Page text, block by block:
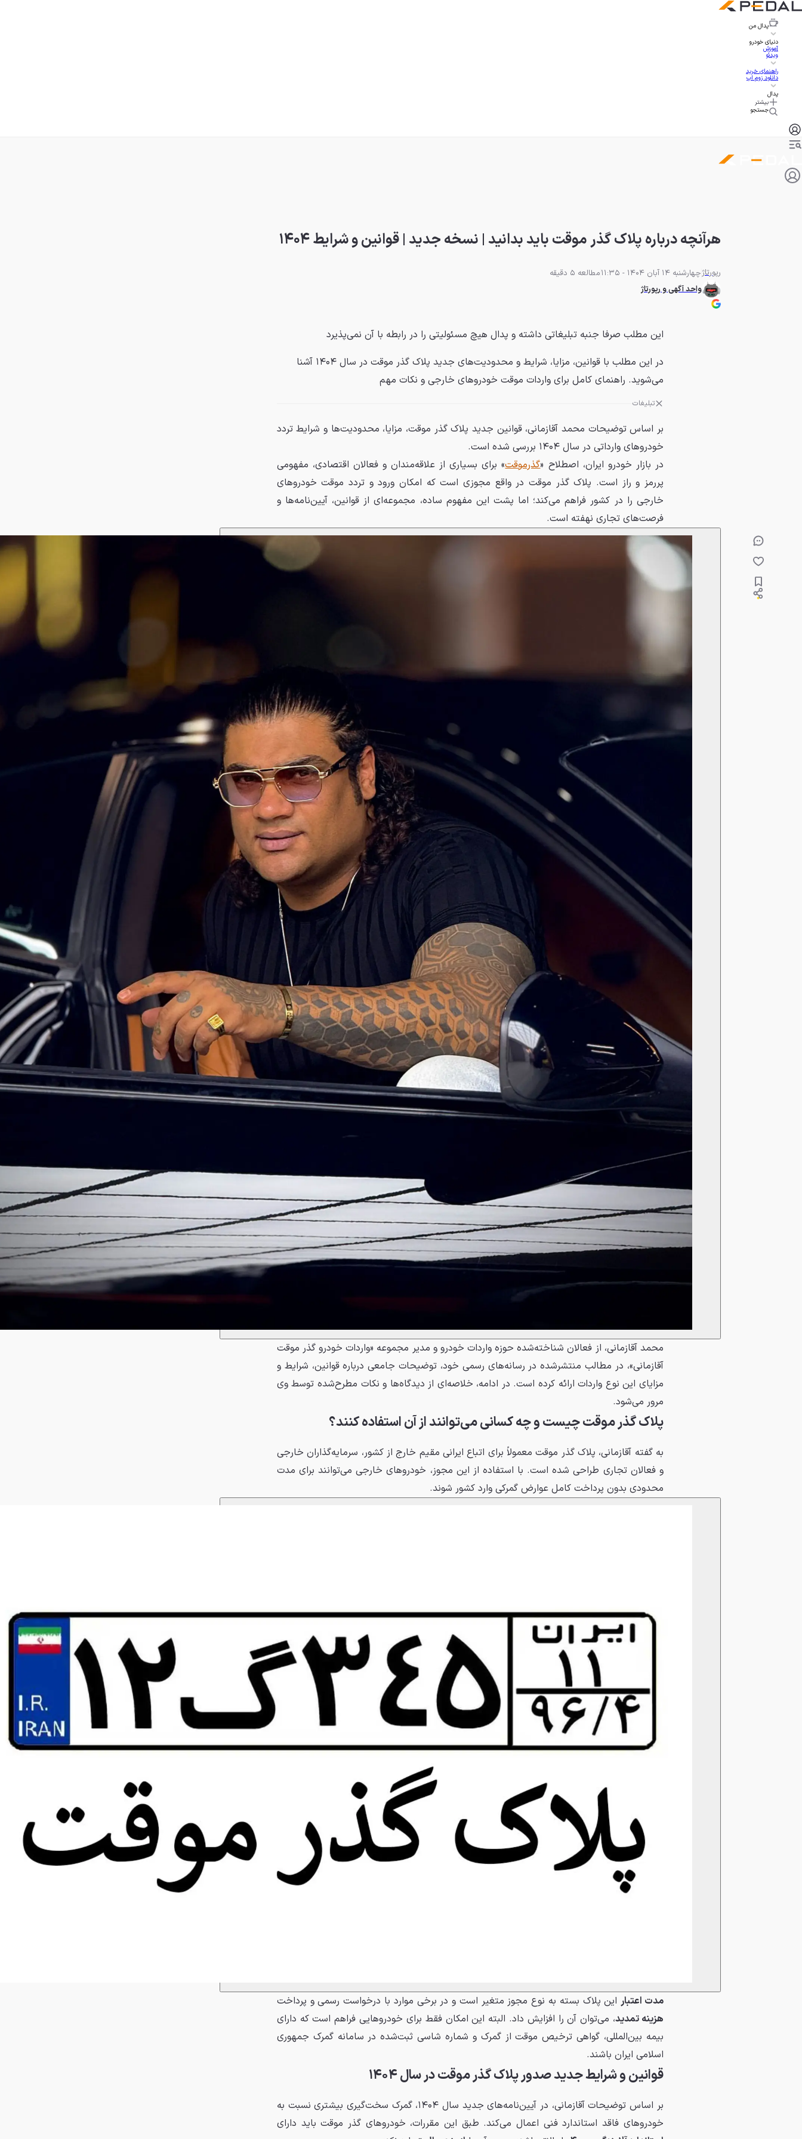
پدال من
دنیای خودرو
آموزش
ویدئو
راهنمای خرید
دانلود زوم اپ
پدال
بیشتر
جستجو
هرآنچه درباره پلاک گذر موقت باید بدانید | نسخه جدید | قوانین و شرایط ۱۴۰۴
رپورتاژچهارشنبه 14 آبان 1404 - 11:35
مطالعه 5 دقیقه
واحد آگهی و رپورتاژ
این مطلب صرفا جنبه تبلیغاتی داشته و پدال هیچ مسئولیتی را در رابطه با آن نمی‌پذیرد
در این مطلب با قوانین، مزایا، شرایط و محدودیت‌های جدید پلاک گذر موقت در سال ۱۴۰۴ آشنا
می‌شوید. راهنمای کامل برای واردات موقت خودروهای خارجی و نکات مهم
تبلیغات
بر اساس توضیحات محمد آقازمانی، قوانین جدید پلاک گذر موقت، مزایا، محدودیت‌ها و شرایط تردد
خودروهای وارداتی در سال ۱۴۰۴ بررسی شده است.
در بازار خودرو ایران، اصطلاح «گذرموقت» برای بسیاری از علاقه‌مندان و فعالان اقتصادی، مفهومی
پررمز و راز است. پلاک گذر موقت در واقع مجوزی است که امکان ورود و تردد موقت خودروهای
خارجی را در کشور فراهم می‌کند؛ اما پشت این مفهوم ساده، مجموعه‌ای از قوانین، آیین‌نامه‌ها و
فرصت‌های تجاری نهفته است.
محمد آقازمانی، از فعالان شناخته‌شده حوزه واردات خودرو و مدیر مجموعه «واردات خودرو گذر موقت
آقازمانی»، در مطالب منتشرشده در رسانه‌های رسمی خود، توضیحات جامعی درباره قوانین، شرایط و
مزایای این نوع واردات ارائه کرده است. در ادامه، خلاصه‌ای از دیدگاه‌ها و نکات مطرح‌شده توسط وی
مرور می‌شود.
پلاک گذر موقت چیست و چه کسانی می‌توانند از آن استفاده کنند؟
به گفته آقازمانی، پلاک گذر موقت معمولاً برای اتباع ایرانی مقیم خارج از کشور، سرمایه‌گذاران خارجی
و فعالان تجاری طراحی شده است. با استفاده از این مجوز، خودروهای خارجی می‌توانند برای مدت
محدودی بدون پرداخت کامل عوارض گمرکی وارد کشور شوند.
مدت اعتباراین پلاک بسته به نوع مجوز متغیر است و در برخی موارد با درخواست رسمی و پرداخت
هزینه تمدید، می‌توان آن را افزایش داد. البته این امکان فقط برای خودروهایی فراهم است که دارای
بیمه بین‌المللی، گواهی ترخیص موقت از گمرک و شماره شاسی ثبت‌شده در سامانه گمرک جمهوری
اسلامی ایران باشند.
قوانین و شرایط جدید صدور پلاک گذر موقت در سال ۱۴۰۴
بر اساس توضیحات آقازمانی، در آیین‌نامه‌های جدید سال ۱۴۰۴، گمرک سخت‌گیری بیشتری نسبت به
خودروهای فاقد استاندارد فنی اعمال می‌کند. طبق این مقررات، خودروهای گذر موقت باید دارای